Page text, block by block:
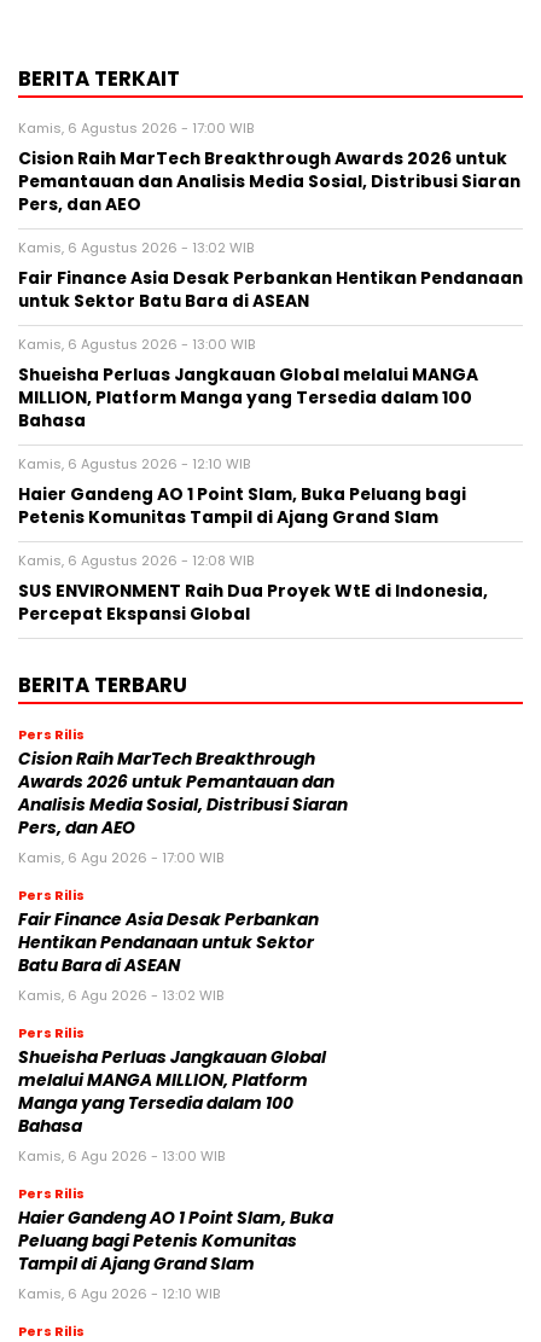
BERITA TERKAIT
Kamis, 6 Agustus 2026 - 17:00 WIB
Cision Raih MarTech Breakthrough Awards 2026 untuk
Pemantauan dan Analisis Media Sosial, Distribusi Siaran
Pers, dan AEO
Kamis, 6 Agustus 2026 - 13:02 WIB
Fair Finance Asia Desak Perbankan Hentikan Pendanaan
untuk Sektor Batu Bara di ASEAN
Kamis, 6 Agustus 2026 - 13:00 WIB
Shueisha Perluas Jangkauan Global melalui MANGA
MILLION, Platform Manga yang Tersedia dalam 100
Bahasa
Kamis, 6 Agustus 2026 - 12:10 WIB
Haier Gandeng AO 1 Point Slam, Buka Peluang bagi
Petenis Komunitas Tampil di Ajang Grand Slam
Kamis, 6 Agustus 2026 - 12:08 WIB
SUS ENVIRONMENT Raih Dua Proyek WtE di Indonesia,
Percepat Ekspansi Global
BERITA TERBARU
Pers Rilis
Cision Raih MarTech Breakthrough
Awards 2026 untuk Pemantauan dan
Analisis Media Sosial, Distribusi Siaran
Pers, dan AEO
Kamis, 6 Agu 2026 - 17:00 WIB
Pers Rilis
Fair Finance Asia Desak Perbankan
Hentikan Pendanaan untuk Sektor
Batu Bara di ASEAN
Kamis, 6 Agu 2026 - 13:02 WIB
Pers Rilis
Shueisha Perluas Jangkauan Global
melalui MANGA MILLION, Platform
Manga yang Tersedia dalam 100
Bahasa
Kamis, 6 Agu 2026 - 13:00 WIB
Pers Rilis
Haier Gandeng AO 1 Point Slam, Buka
Peluang bagi Petenis Komunitas
Tampil di Ajang Grand Slam
Kamis, 6 Agu 2026 - 12:10 WIB
Pers Rilis